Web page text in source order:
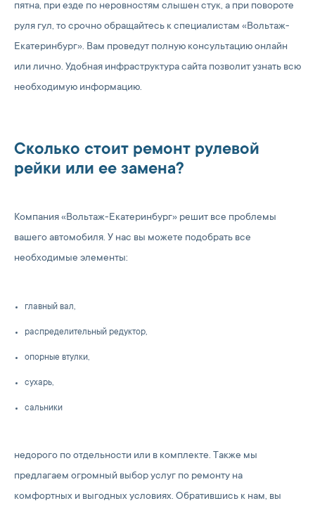
пятна, при езде по неровностям слышен стук, а при повороте
руля гул, то срочно обращайтесь к специалистам «Вольтаж-
Екатеринбург». Вам проведут полную консультацию онлайн
или лично. Удобная инфраструктура сайта позволит узнать всю
необходимую информацию.
Сколько стоит ремонт рулевой
рейки или ее замена?
Компания «Вольтаж-Екатеринбург» решит все проблемы
вашего автомобиля. У нас вы можете подобрать все
необходимые элементы:
главный вал,
распределительный редуктор,
опорные втулки,
сухарь,
сальники
недорого по отдельности или в комплекте. Также мы
предлагаем огромный выбор услуг по ремонту на
комфортных и выгодных условиях. Обратившись к нам, вы